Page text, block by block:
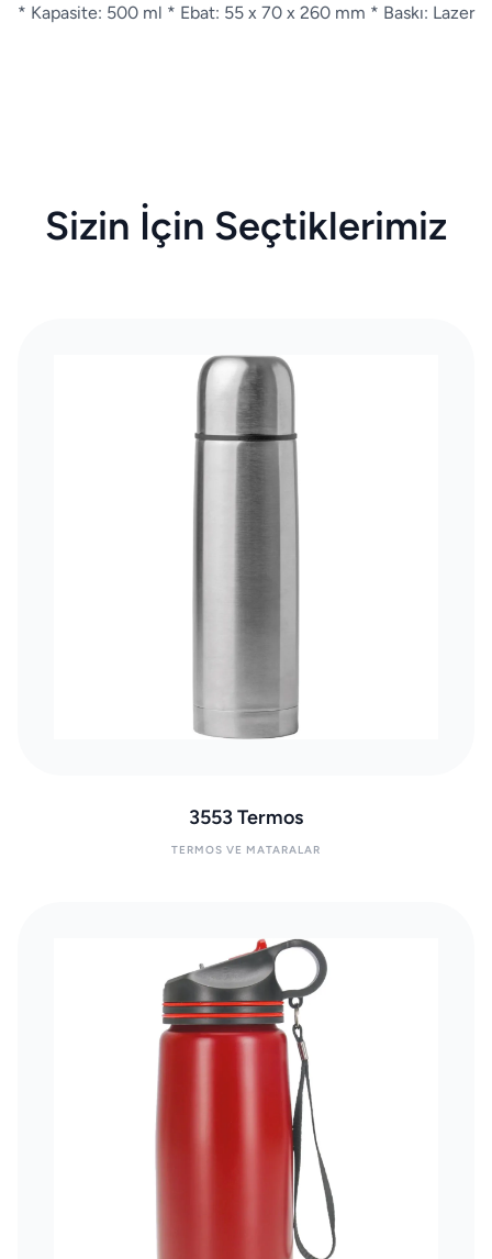
* Kapasite: 500 ml * Ebat: 55 x 70 x 260 mm * Baskı: Lazer
Sizin İçin Seçtiklerimiz
3553 Termos
TERMOS VE MATARALAR